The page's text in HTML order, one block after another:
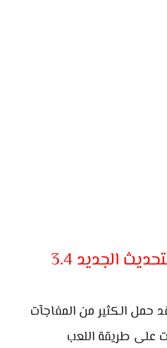
الجديد 3.4
قد حمل الكثير من المفاجآت
على طريقة اللعب